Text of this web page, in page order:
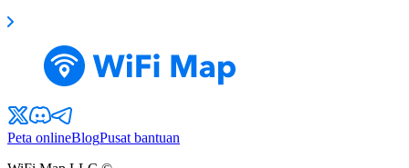
Peta onlineBlogPusat bantuan